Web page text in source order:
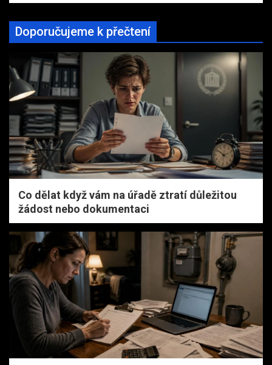
Doporučujeme k přečtení
Co dělat když vám na úřadě ztratí důležitou
žádost nebo dokumentaci